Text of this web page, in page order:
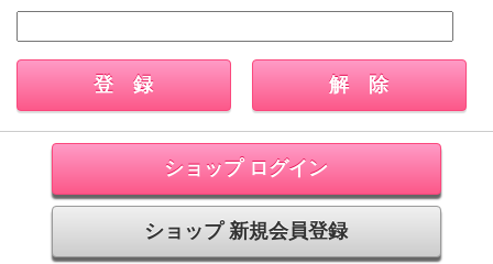
ショップ ログイン
ショップ 新規会員登録